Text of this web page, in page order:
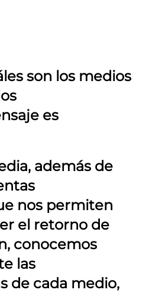
son los medios
es
, además de
nos permiten
el retorno de
conocemos
las
de cada medio,